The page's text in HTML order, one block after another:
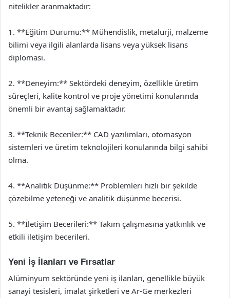
nitelikler aranmaktadır:
1. **Eğitim Durumu:** Mühendislik, metalurji, malzeme
bilimi veya ilgili alanlarda lisans veya yüksek lisans
diploması.
2. **Deneyim:** Sektördeki deneyim, özellikle üretim
süreçleri, kalite kontrol ve proje yönetimi konularında
önemli bir avantaj sağlamaktadır.
3. **Teknik Beceriler:** CAD yazılımları, otomasyon
sistemleri ve üretim teknolojileri konularında bilgi sahibi
olma.
4. **Analitik Düşünme:** Problemleri hızlı bir şekilde
çözebilme yeteneği ve analitik düşünme becerisi.
5. **İletişim Becerileri:** Takım çalışmasına yatkınlık ve
etkili iletişim becerileri.
Yeni İş İlanları ve Fırsatlar
Alüminyum sektöründe yeni iş ilanları, genellikle büyük
sanayi tesisleri, imalat şirketleri ve Ar-Ge merkezleri